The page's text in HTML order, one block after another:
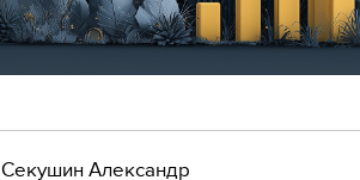
Секушин Александр